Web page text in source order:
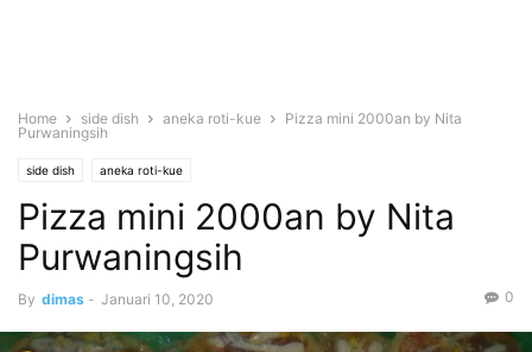
Home side dish aneka roti-kue
Pizza mini 2000an by Nita
Purwaningsih
side dish aneka roti-kue
Pizza mini 2000an by Nita
Purwaningsih
By dimas - Januari 10, 2020 0